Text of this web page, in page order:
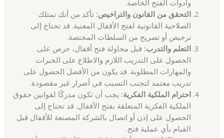
وأدوات الفتح الخاصة.
التحقق من القانون والتراخيص: تأكد من أنك تمتلك
الصلاحية القانونية لفتح الأقفال المعنية. قد تحتاج إلى
ترخيص أو تصريح من السلطات المختصة.
التعلم والتدرب: قبل محاولة فتح أقفال، حرص على
الحصول على التدريب اللازم والاطلاع على الخبرات
والمهارات المطلوبة. قد يكون من الأفضل الحصول على
تدريب معتمد لتجنب التسبب في أضرار غير مقصودة.
احترام الملكية الفكرية: يجب أن تكون مدركًا لقوانين حقوق
الملكية الفكرية المتعلقة بفتح الأقفال. قد تحتاج إلى
الحصول على إذن أو اتصال بالشركة المصنعة للأقفال قبل
القيام بأي عملية فتح.